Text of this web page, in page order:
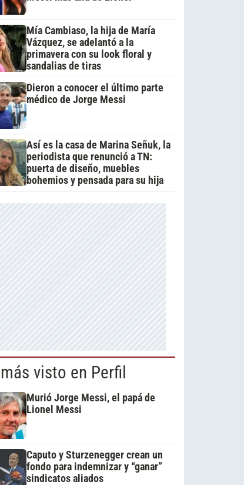
Mía Cambiaso, la hija de María
Vázquez, se adelantó a la
primavera con su look floral y
sandalias de tiras
Dieron a conocer el último parte
médico de Jorge Messi
Así es la casa de Marina Señuk, la
periodista que renunció a TN:
puerta de diseño, muebles
bohemios y pensada para su hija
visto en Perfil
Murió Jorge Messi, el papá de
Lionel Messi
Caputo y Sturzenegger crean un
fondo para indemnizar y “ganar”
sindicatos aliados